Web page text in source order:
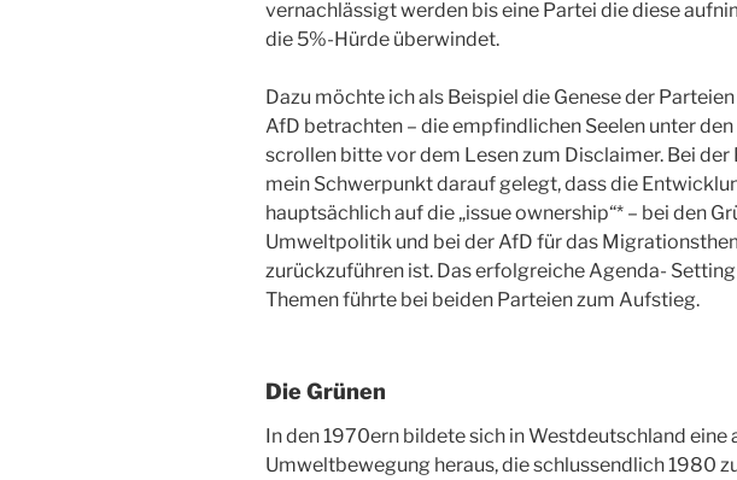
vernachlässigt werden bis eine Partei die diese
die 5%-Hürde überwindet.
Dazu möchte ich als Beispiel die Genese der Parteien
AfD betrachten – die empfindlichen Seelen unter
scrollen bitte vor dem Lesen zum Disclaimer. Bei
mein Schwerpunkt darauf gelegt, dass die
hauptsächlich auf die „issue ownership“* – bei den
Umweltpolitik und bei der AfD für das
zurückzuführen ist. Das erfolgreiche Agenda-
Themen führte bei beiden Parteien zum Aufstieg.
Die Grünen
In den 1970ern bildete sich in Westdeutschland eine
Umweltbewegung heraus, die schlussendlich 1980